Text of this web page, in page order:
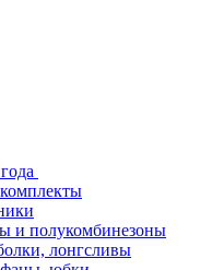
и полукомбинезоны
лонгсливы